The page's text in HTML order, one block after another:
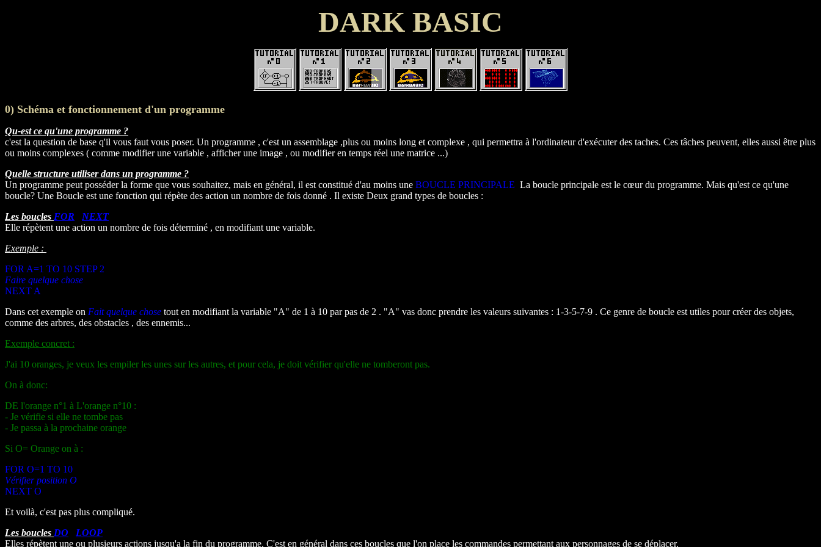
DARK BASIC
0) Schéma et fonctionnement d'un programme
Qu-est ce qu'une programme ?
c'est la question de base q'il vous faut vous poser. Un programme , c'est un assemblage ,plus ou moins long et complexe , qui permettra à l'ordinateur d'exécuter des taches. Ces tâches peuvent, elles aussi être plus
ou moins complexes ( comme modifier une variable , afficher une image , ou modifier en temps réel une matrice ...)
Quelle structure utiliser dans un programme ?
Un programme peut posséder la forme que vous souhaitez, mais en général, il est constitué d'au moins une BOUCLE PRINCIPALE La boucle principale est le cœur du programme. Mais qu'est ce qu'une
boucle? Une Boucle est une fonction qui répète des action un nombre de fois donné . Il existe Deux grand types de boucles :
Les boucles FOR
NEXT
Elle répètent une action un nombre de fois déterminé , en modifiant une variable.
Exemple :
FOR A=1 TO 10 STEP 2
Faire quelque chose
NEXT A
Dans cet exemple on Fait quelque chose tout en modifiant la variable "A" de 1 à 10 par pas de 2 . "A" vas donc prendre les valeurs suivantes : 1-3-5-7-9 . Ce genre de boucle est utiles pour créer des objets,
comme des arbres, des obstacles , des ennemis...
Exemple concret :
J'ai 10 oranges, je veux les empiler les unes sur les autres, et pour cela, je doit vérifier qu'elle ne tomberont pas.
On à donc:
DE l'orange n°1 à L'orange n°10 :
- Je vérifie si elle ne tombe pas
- Je passa à la prochaine orange
Si O= Orange on à :
FOR O=1 TO 10
Vérifier position O
NEXT O
Et voilà, c'est pas plus compliqué.
Les boucles DO
LOOP
Elles répètent une ou plusieurs actions jusqu'a la fin du programme. C'est en général dans ces boucles que l'on place les commandes permettant aux personnages de se déplacer.